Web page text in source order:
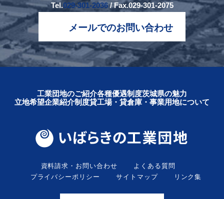
Tel.029-301-2036/ Fax.029-301-2075
メールでのお問い合わせ
工業団地のご紹介各種優遇制度茨城県の魅力
立地希望企業紹介制度貸工場・貸倉庫・事業用地について
資料請求・お問い合わせ
よくある質問
プライバシーポリシー
サイトマップ リンク集